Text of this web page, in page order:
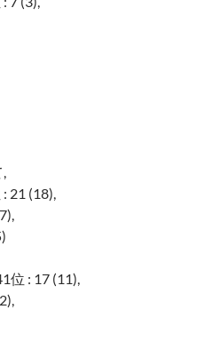
21 (18),
位 : 17 (11),